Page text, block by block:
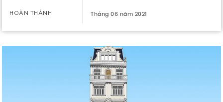
HOÀN THÀNH Tháng 06 năm 2021